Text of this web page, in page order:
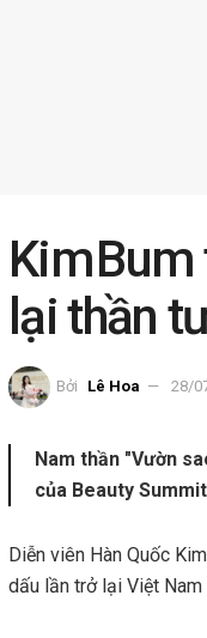
Kim
lại thần
Bởi Lê Hoa 28/
Nam thần "Vườn
của Beauty
Diễn viên Hàn Quốc
dấu lần trở lại Việt Nam